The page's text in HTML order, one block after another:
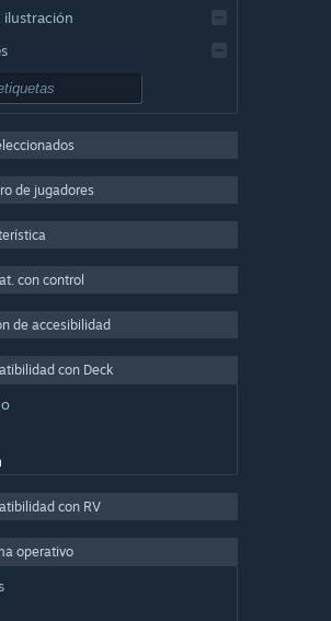
ilustración
masivo
de video
de jugadores
con control
de accesibilidad
con Deck
con RV
operativo